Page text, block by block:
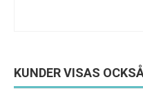
KUNDER VISAS